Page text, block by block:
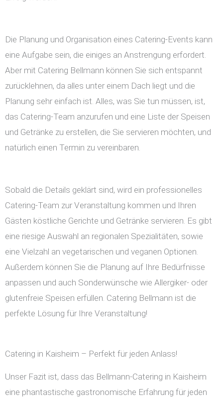
Die Planung und Organisation eines Catering-Events kann
eine Aufgabe sein, die einiges an Anstrengung erfordert.
Aber mit Catering Bellmann können Sie sich entspannt
zurücklehnen, da alles unter einem Dach liegt und die
Planung sehr einfach ist. Alles, was Sie tun müssen, ist,
das Catering-Team anzurufen und eine Liste der Speisen
und Getränke zu erstellen, die Sie servieren möchten, und
natürlich einen Termin zu vereinbaren.
Sobald die Details geklärt sind, wird ein professionelles
Catering-Team zur Veranstaltung kommen und Ihren
Gästen köstliche Gerichte und Getränke servieren. Es gibt
eine riesige Auswahl an regionalen Spezialitäten, sowie
eine Vielzahl an vegetarischen und veganen Optionen.
Außerdem können Sie die Planung auf Ihre Bedürfnisse
anpassen und auch Sonderwünsche wie Allergiker- oder
glutenfreie Speisen erfüllen. Catering Bellmann ist die
perfekte Lösung für Ihre Veranstaltung!
Catering in Kaisheim – Perfekt für jeden Anlass!
Unser Fazit ist, dass das Bellmann-Catering in Kaisheim
eine phantastische gastronomische Erfahrung für jeden